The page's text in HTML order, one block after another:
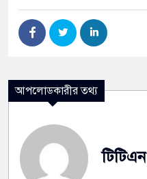
আপলোডকারীর তথ্য
টিটিএন